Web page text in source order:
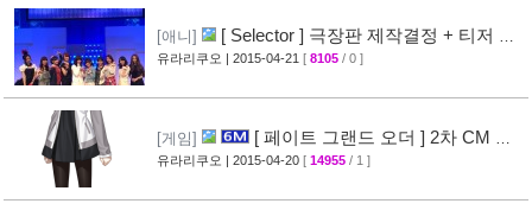
[애니]
[ Selector ] 극장판 제작결정 + 티저 영
상 공개
[24]
유라리쿠오 | 2015-04-21 [ 8105 / 0 ]
[게임]
[ 페이트 그랜드 오더 ] 2차 CM 영
상 공개 ( Fate/Grand Order )
유라리쿠오 | 2015-04-20 [ 14955 / 1 ]